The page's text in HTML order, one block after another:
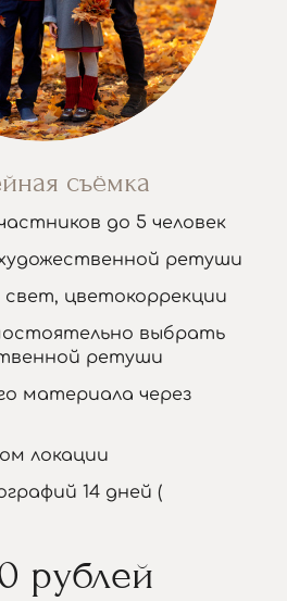
съёмка
до 5 человек
ретуши
цветокоррекции
выбрать
ретуши
материала через
локации
14 дней (
рублей